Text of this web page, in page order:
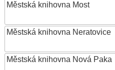
Městská knihovna Most
Městská knihovna Neratovice
Městská knihovna Nová Paka